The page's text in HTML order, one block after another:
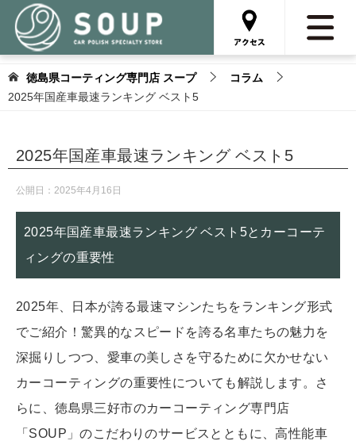
徳島県コーティング専門店 スープ
コラム
2025年国産車最速ランキング ベスト5
2025年国産車最速ランキング ベスト5
公開日： 2025年4月16日
2025年国産車最速ランキング ベスト5とカーコーテ
ィングの重要性
2025年、日本が誇る最速マシンたちをランキング形式
でご紹介！驚異的なスピードを誇る名車たちの魅力を
深掘りしつつ、愛車の美しさを守るために欠かせない
カーコーティングの重要性についても解説します。さ
らに、徳島県三好市のカーコーティング専門店
「SOUP」のこだわりのサービスとともに、高性能車